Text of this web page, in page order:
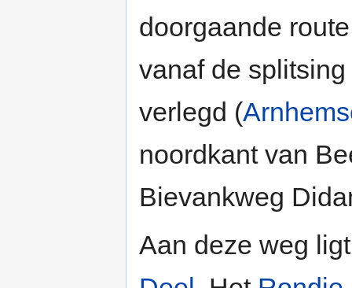
doorgaande
vanaf de
verlegd (
noordkant van
Bievankweg
Aan deze weg